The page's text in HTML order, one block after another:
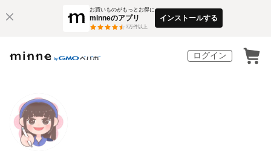
お買いものがもっとお得に
minneのアプリ
3万件以上
インストールする
ログイン